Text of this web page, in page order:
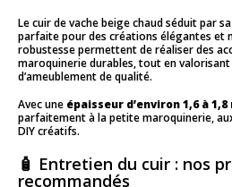
Le cuir de vache beige chaud séduit par
parfaite pour des créations élégantes et
robustesse permettent de réaliser des
maroquinerie durables, tout en
d’ameublement de qualité.
Avec une épaisseur d’environ 1,6 à 1,8
parfaitement à la petite maroquinerie,
DIY créatifs.
🧴 Entretien du cuir : nos
recommandés